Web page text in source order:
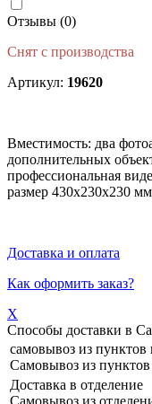
Отзывы (0)
Снят с производства
Артикул: 19620
Вместимость: два
дополнительных
профессиональная
размер 430х230х230
Доставка и оплата
Как оформить заказ?
X
Способы доставки в
самовывоз из пунктов
Самовывоз из
Доставка в отделение
Самовывоз из